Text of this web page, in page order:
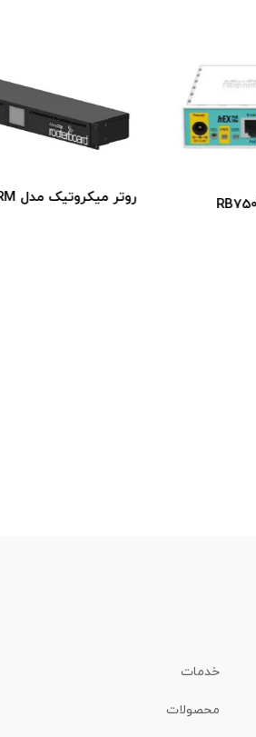
روتر میکروتیک مدل RB2011UiAS-RM
خدمات
محصولات